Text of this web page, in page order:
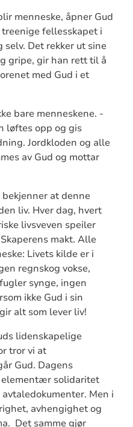
menneske, åpner Gud
fellesskapet i
selv. Det rekker ut sine
gripe, gir han rett til å
med Gud i et
bare menneskene. -
løftes opp og gis
Jordkloden og alle
av Gud og mottar
at denne
liv. Hver dag, hvert
livsveven speiler
makt. Alle
Livets kilde er i
regnskog vokse,
synge, ingen
ikke Gud i sin
alt som lever liv!
lidenskapelige
tror vi at
Gud. Dagens
solidaritet
Men i
avhengighet og
Det samme gjør